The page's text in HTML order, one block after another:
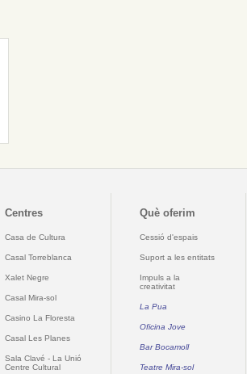
Centres
Casa de Cultura
Casal Torreblanca
Xalet Negre
Casal Mira-sol
Casino La Floresta
Casal Les Planes
Sala Clavé - La Unió
Centre Cultural
Què oferim
Cessió d'espais
Suport a les entitats
Impuls a la
creativitat
La Pua
Oficina Jove
Bar Bocamoll
Teatre Mira-sol